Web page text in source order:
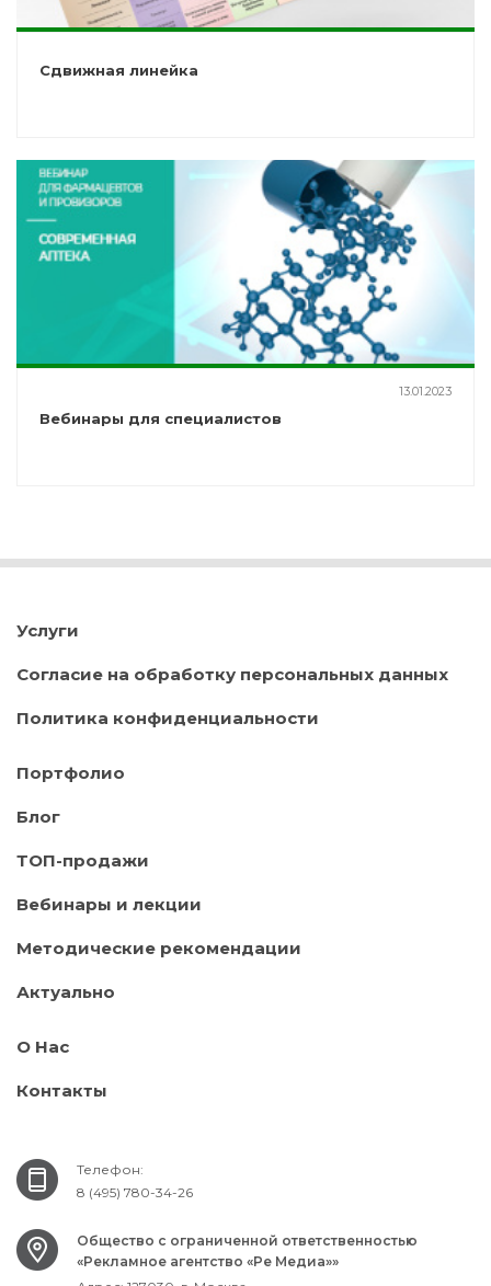
Сдвижная линейка
13.01.2023
Вебинары для специалистов
Услуги
Согласие на обработку персональных данных
Политика конфиденциальности
Портфолио
Блог
ТОП-продажи
Вебинары и лекции
Методические рекомендации
Актуально
О Нас
Контакты
Телефон:
8 (495) 780-34-26
Общество с ограниченной ответственностью
«Рекламное агентство «Ре Медиа»»